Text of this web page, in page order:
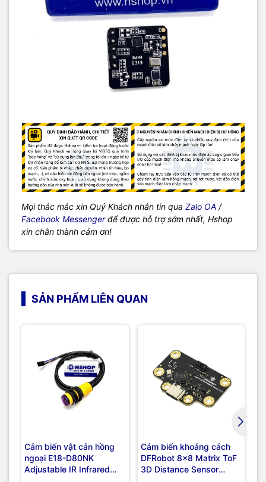
Mọi thắc mắc xin Quý Khách nhắn tin qua Zalo OA /
Facebook Messengerđể được hỗ trợ sớm nhất, Hshop
xin chân thành cảm ơn!
SẢN PHẨM LIÊN QUAN
Cảm biến vật cản hồng
ngoại E18-D80NK
Adjustable IR Infrared
Cảm biến khoảng cách
DFRobot 8x8 Matrix ToF
3D Distance Sensor